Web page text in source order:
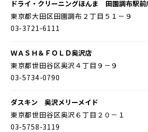
ドライ・クリーニングほんま 田園調布駅前
東京都大田区田園調布２丁目５１－９
03-3721-6111
ＷＡＳＨ＆ＦＯＬＤ奥沢店
東京都世田谷区奥沢４丁目９－９
03-5734-0790
ダスキン 奥沢メリーメイド
東京都世田谷区奥沢６丁目２０－１
03-5758-3119